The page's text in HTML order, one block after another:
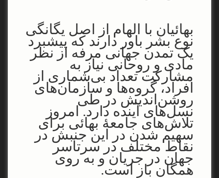
بهائیان با الهام از اصل یگانگی
نوع بشر باور دارند که پیشبرد
یک تمدن جهانی مرفه از نظر
مادی و روحانی نیاز به
مشارکت تعداد بی‌شماری از
افراد، گروه‌ها و سازمان‌های
روشن‌اندیش در طی
نسل‌های آینده دارد. امروز
تلاش‌های جامعۀ بهائی برای
سهیم شدن در این جنبش در
نقاط مختلف در سرتاسر
جهان در جریان و به روی
همگان باز است.